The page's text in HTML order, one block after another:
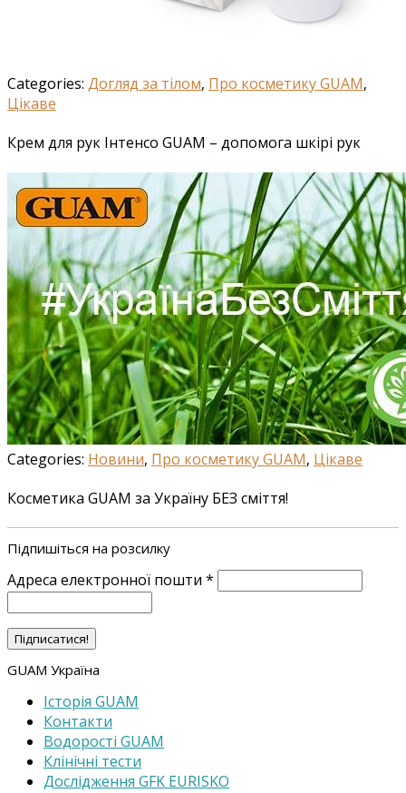
Categories: Догляд за тілом, Про косметику GUAM,
Цікаве
Крем для рук Інтенсо GUAM – допомога шкірі рук
Categories: Новини, Про косметику GUAM, Цікаве
Косметика GUAM за Україну БЕЗ сміття!
Підпишіться на розсилку
Адреса електронної пошти *
GUAM Україна
Історія GUAM
Контакти
Водорості GUAM
Клінічні тести
Дослідження GFK EURISKO